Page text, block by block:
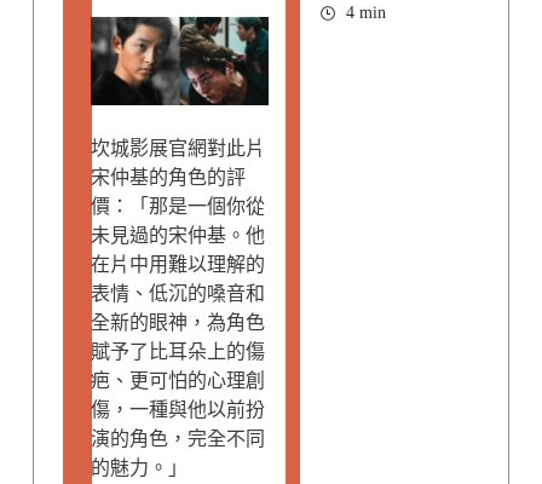
坎城影展官網對此片
宋仲基的角色的評
價：「那是一個你從
未見過的宋仲基。他
在片中用難以理解的
表情、低沉的嗓音和
全新的眼神，為角色
賦予了比耳朵上的傷
疤、更可怕的心理創
傷，一種與他以前扮
演的角色，完全不同
的魅力。」
4 min